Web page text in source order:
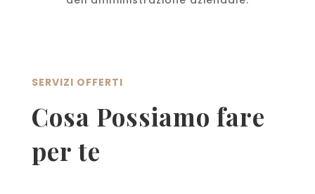
SERVIZI OFFERTI
Cosa Possiamo fare
per te